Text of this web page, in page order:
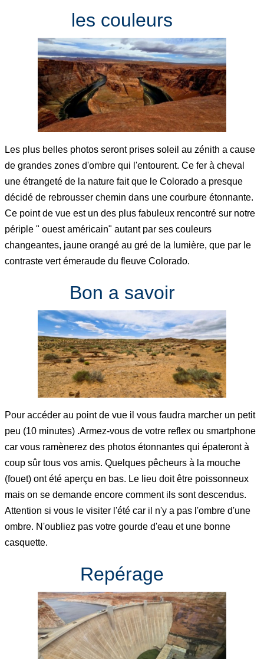
les couleurs
Les plus belles photos seront prises soleil au zénith a cause
de grandes zones d'ombre qui l'entourent. Ce fer à cheval
une étrangeté de la nature fait que le Colorado a presque
décidé de rebrousser chemin dans une courbure étonnante.
Ce point de vue est un des plus fabuleux rencontré sur notre
périple " ouest américain" autant par ses couleurs
changeantes, jaune orangé au gré de la lumière, que par le
contraste vert émeraude du fleuve Colorado.
Bon a savoir
Pour accéder au point de vue il vous faudra marcher un petit
peu (10 minutes) .Armez-vous de votre reflex ou smartphone
car vous ramènerez des photos étonnantes qui épateront à
coup sûr tous vos amis. Quelques pêcheurs à la mouche
(fouet) ont été aperçu en bas. Le lieu doit être poissonneux
mais on se demande encore comment ils sont descendus.
Attention si vous le visiter l'été car il n'y a pas l'ombre d'une
ombre. N'oubliez pas votre gourde d'eau et une bonne
casquette.
Repérage